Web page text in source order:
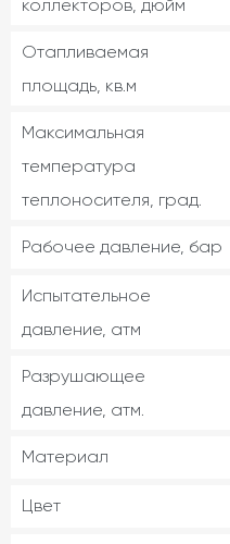
коллекторов, дюйм
Отапливаемая
площадь, кв.м
Максимальная
температура
теплоносителя, град.
Рабочее давление, бар
Испытательное
давление, атм
Разрушающее
давление, атм.
Материал
Цвет